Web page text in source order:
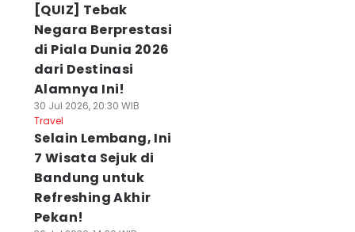
[QUIZ] Tebak
Negara Berprestasi
di Piala Dunia 2026
dari Destinasi
Alamnya Ini!
30 Jul 2026, 20:30 WIB
Travel
Selain Lembang, Ini
7 Wisata Sejuk di
Bandung untuk
Refreshing Akhir
Pekan!